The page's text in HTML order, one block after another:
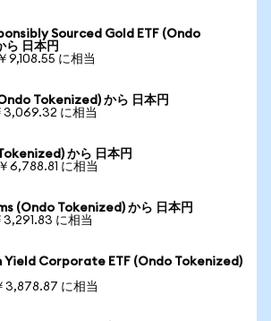
Sourced Gold ETF (Ondo
日本円
9,108.55 に相当
Tokenized) から 日本円
3,069.32 に相当
から 日本円
6,788.81 に相当
(Ondo Tokenized) から 日本円
3,291.83 に相当
Yield Corporate ETF (Ondo Tokenized)
3,878.87 に相当